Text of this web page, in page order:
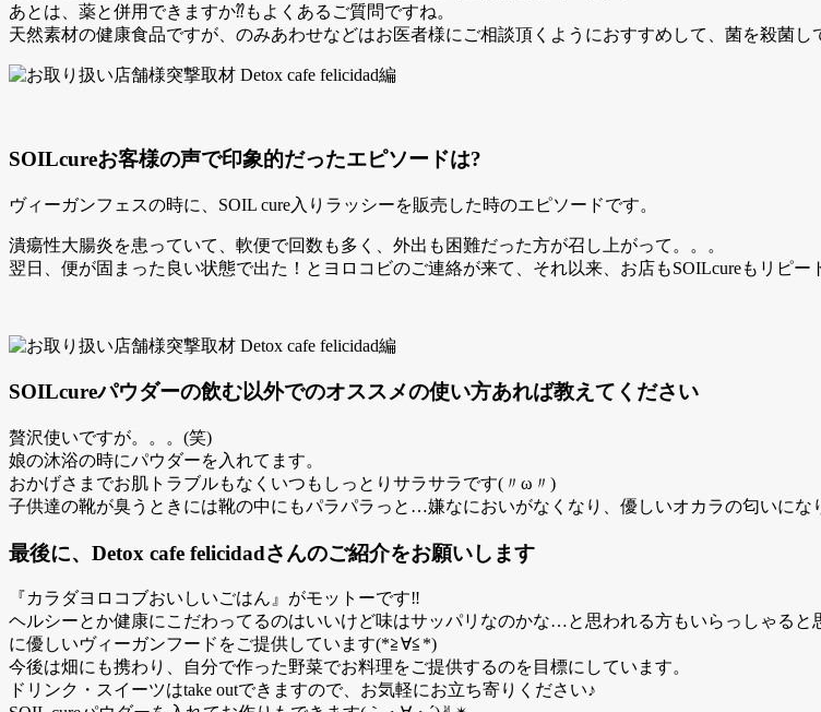
あとは、薬と併用できますか⁇もよくあるご質問ですね。
天然素材の健康食品ですが、のみあわせなどはお医者様にご相談頂くようにおすすめして、菌を殺菌
SOILcureお客様の声で印象的だったエピソードは?
ヴィーガンフェスの時に、SOIL cure入りラッシーを販売した時のエピソードです。
潰瘍性大腸炎を患っていて、軟便で回数も多く、外出も困難だった方が召し上がって。。。
翌日、便が固まった良い状態で出た！とヨロコビのご連絡が来て、それ以来、お店もSOILcureもリピー
SOILcureパウダーの飲む以外でのオススメの使い方あれば教えてください
贅沢使いですが。。。(笑)
娘の沐浴の時にパウダーを入れてます。
おかげさまでお肌トラブルもなくいつもしっとりサラサラです(〃ω〃)
子供達の靴が臭うときには靴の中にもパラパラっと…嫌なにおいがなくなり、優しいオカラの匂いにな
最後に、Detox cafe felicidadさんのご紹介をお願いします
『カラダヨロコブおいしいごはん』がモットーです‼︎
ヘルシーとか健康にこだわってるのはいいけど味はサッパリなのかな…と思われる方もいらっしゃる
に優しいヴィーガンフードをご提供しています(*≧∀≦*)
今後は畑にも携わり、自分で作った野菜でお料理をご提供するのを目標にしています。
ドリンク・スイーツはtake outできますので、お気軽にお立ち寄りください♪